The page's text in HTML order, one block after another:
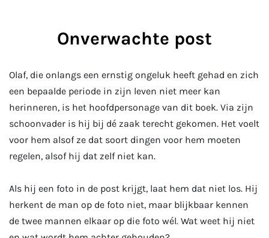
Onverwachte post
Olaf, die onlangs een ernstig ongeluk heeft gehad en zich
een bepaalde periode in zijn leven niet meer kan
herinneren, is het hoofdpersonage van dit boek. Via zijn
schoonvader is hij bij dé zaak terecht gekomen. Het voelt
voor hem alsof ze dat soort dingen voor hem moeten
regelen, alsof hij dat zelf niet kan.
Als hij een foto in de post krijgt, laat hem dat niet los. Hij
herkent de man op de foto niet, maar blijkbaar kennen
de twee mannen elkaar op die foto wél. Wat weet hij niet